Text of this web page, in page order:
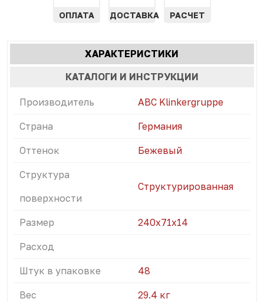
ОПЛАТА ДОСТАВКА РАСЧЕТ
Характеристики
табы
ХАРАКТЕРИСТИКИ
ВКЛАДКА)
КАТАЛОГИ И ИНСТРУКЦИИ
Производитель ABC Klinkergruppe
Страна Германия
Оттенок Бежевый
Структура
поверхности
Структурированная
Размер 240х71х14
Расход
Штук в упаковке 48
Вес 29.4 кг